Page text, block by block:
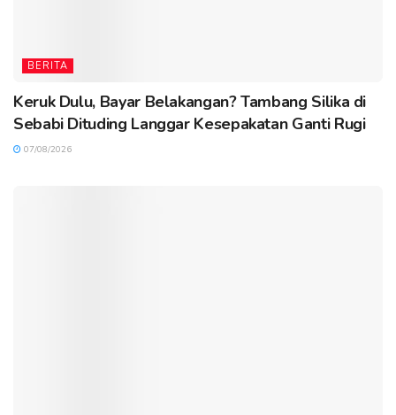
BERITA
Keruk Dulu, Bayar Belakangan? Tambang Silika di
Sebabi Dituding Langgar Kesepakatan Ganti Rugi
07/08/2026